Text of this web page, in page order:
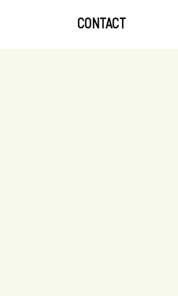
CONTACT